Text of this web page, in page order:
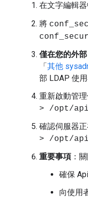
在文字編輯
將
僅在您的外
「其他
部 LDAP 使用
重新啟動管理
> /opt/
確認伺服器正
> /opt/
重要事項 ：
確保
向使用